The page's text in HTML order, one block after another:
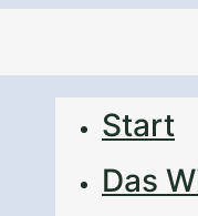
Start
Das